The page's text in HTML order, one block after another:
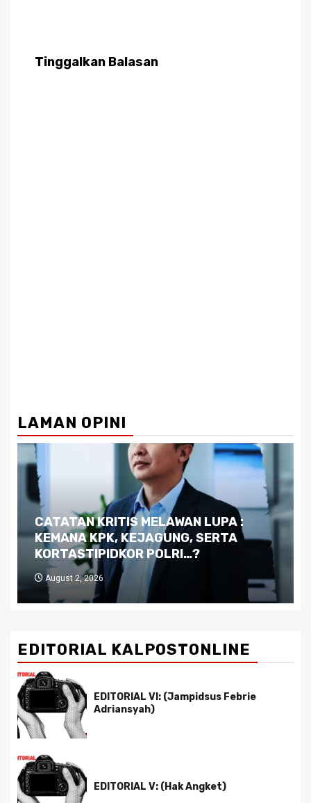
Tinggalkan Balasan
LAMAN OPINI
Dilema Kaltim di Tengah Krisis:
Kutukan Sumber Daya Alam dan
Pemimpin yang Tak Kreatif
July 29, 2026
EDITORIAL KALPOSTONLINE
EDITORIAL VI: (Jampidsus Febrie
Adriansyah)
EDITORIAL V: (Hak Angket)